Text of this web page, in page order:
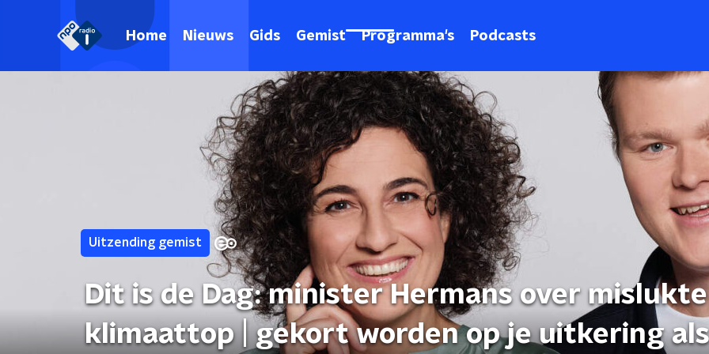
Home Nieuws Gids Gemist Programma's Podcasts
Uitzending gemist
Dit is de Dag: minister Hermans over mislukte
klimaattop | gekort worden op je uitkering